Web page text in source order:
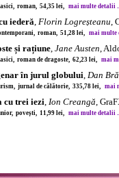
roman, 54,35 lei, mai multe detalii
iederă, Florin Logreșteanu,
roman, 51,28 lei, mai multe
și rațiune, Jane Austen,
roman de dragoste, 62,23 lei, mai
în jurul globului, Dan
jurnal de călătorie, 335,78 lei, mai
cu trei iezi, Ion Creangă,
povești, 11,99 lei, mai multe detalii